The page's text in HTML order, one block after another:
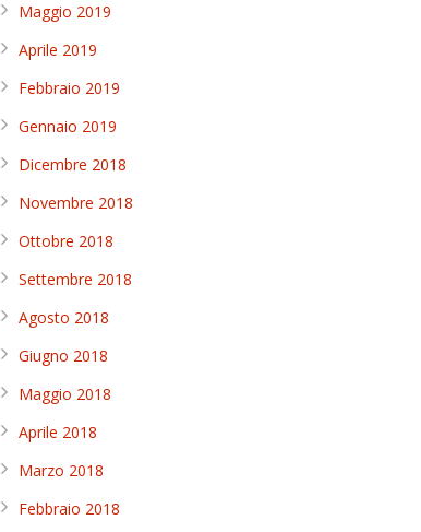
Maggio 2019
Aprile 2019
Febbraio 2019
Gennaio 2019
Dicembre 2018
Novembre 2018
Ottobre 2018
Settembre 2018
Agosto 2018
Giugno 2018
Maggio 2018
Aprile 2018
Marzo 2018
Febbraio 2018